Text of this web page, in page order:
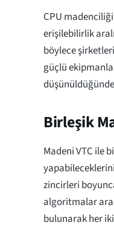
CPU
erişilebilirlik
böylece
güçlü
Birleşik
Madeni VTC ile
zincirleri
algoritmalar
bulunarak her